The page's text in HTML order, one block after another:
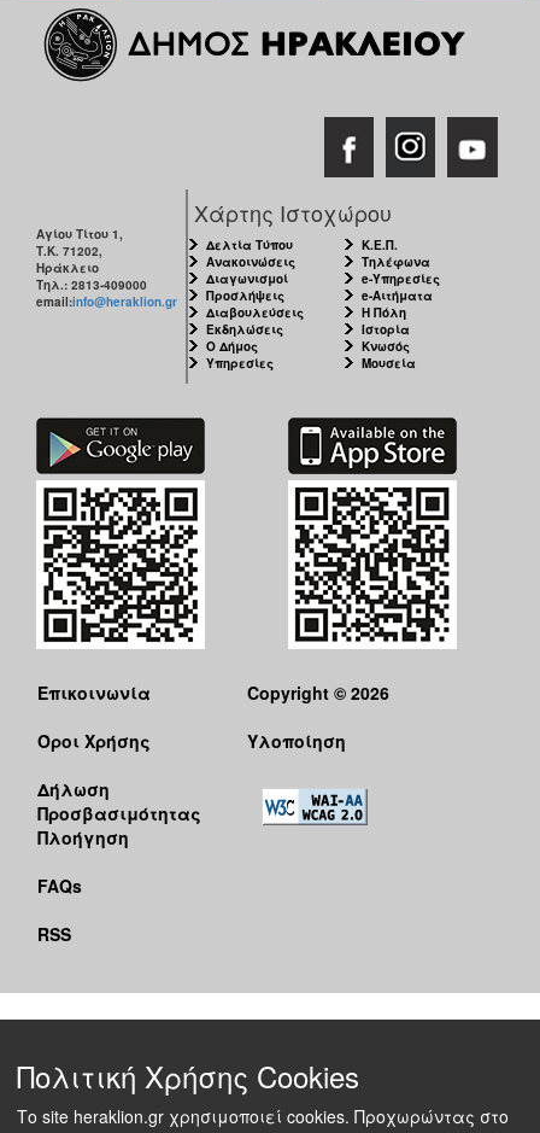
Αγίου Τίτου 1,
Τ.Κ. 71202,
Ηράκλειο
Τηλ.: 2813-409000
email:info@heraklion.gr
Χάρτης Ιστοχώρου
Δελτία Τύπου
Ανακοινώσεις
Διαγωνισμοί
Προσλήψεις
Διαβουλεύσεις
Εκδηλώσεις
Ο Δήμος
Υπηρεσίες
Κ.Ε.Π.
Τηλέφωνα
e-Υπηρεσίες
e-Αιτήματα
Η Πόλη
Ιστορία
Κνωσός
Μουσεία
Επικοινωνία
Όροι Χρήσης
Δήλωση
Προσβασιμότητας
Πλοήγηση
FAQs
RSS
Copyright © 2026
Υλοποίηση
Πολιτική Χρήσης Cookies
Το site heraklion.gr χρησιμοποιεί cookies. Προχωρώντας στο